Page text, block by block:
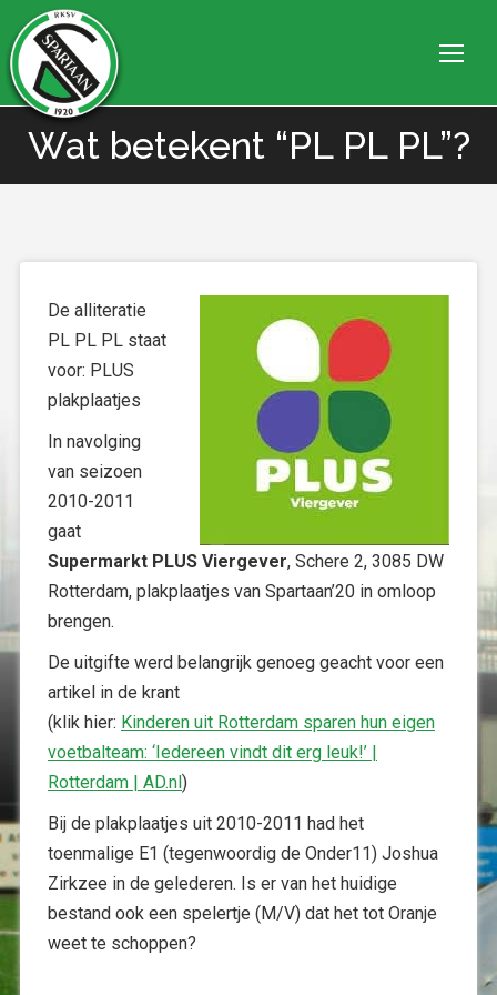
Wat betekent “PL PL PL”?
Je bent hier:
De alliteratie
PL PL PL staat
voor: PLUS
plakplaatjes
In navolging
van seizoen
2010-2011
gaat
Supermarkt PLUS Viergever, Schere 2, 3085 DW
Rotterdam, plakplaatjes van Spartaan’20 in omloop
brengen.
De uitgifte werd belangrijk genoeg geacht voor een
artikel in de krant
(klik hier: Kinderen uit Rotterdam sparen hun eigen
voetbalteam: ‘Iedereen vindt dit erg leuk!’ |
Rotterdam | AD.nl)
Bij de plakplaatjes uit 2010-2011 had het
toenmalige E1 (tegenwoordig de Onder11) Joshua
Zirkzee in de gelederen. Is er van het huidige
bestand ook een spelertje (M/V) dat het tot Oranje
weet te schoppen?